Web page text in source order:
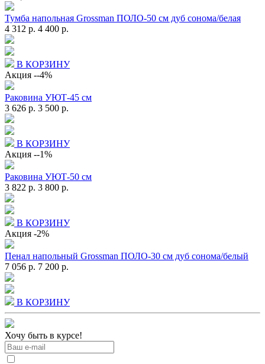
Тумба напольная Grossman ПОЛО-50 см дуб сонома/белая
4 312 р. 4 400 р.
В КОРЗИНУ
Акция --4%
Раковина УЮТ-45 см
3 626 р. 3 500 р.
В КОРЗИНУ
Акция --1%
Раковина УЮТ-50 см
3 822 р. 3 800 р.
В КОРЗИНУ
Акция -2%
Пенал напольный Grossman ПОЛО-30 см дуб сонома/белый
7 056 р. 7 200 р.
В КОРЗИНУ
Хочу быть в курсе!